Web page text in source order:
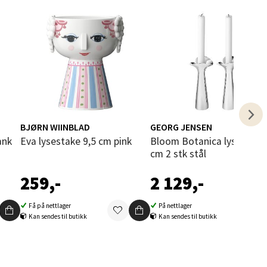
BJØRN WIINBLAD
Eva lysestake 9,5 cm pink
259,-
Få på nettlager
Kan sendes til butikk
GEORG JENSEN
Bloom Botanica lysestake 20
cm 2 stk stål
2 129,-
På nettlager
Kan sendes til butikk